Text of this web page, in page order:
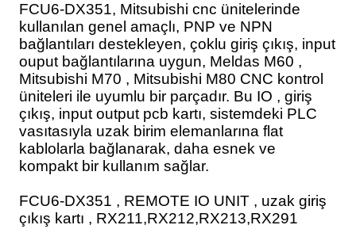
Yuvası
Kablo
Kablo
Membranı
PLG Encoder
FCU6-DX351, Mitsubishi cnc ünitelerinde
kullanılan genel amaçlı, PNP ve NPN
bağlantıları destekleyen, çoklu giriş çıkış, input
ouput bağlantılarına uygun, Meldas M60 ,
Mitsubishi M70 , Mitsubishi M80 CNC kontrol
üniteleri ile uyumlu bir parçadır. Bu IO , giriş
çıkış, input output pcb kartı, sistemdeki PLC
vasıtasıyla uzak birim elemanlarına flat
kablolarla bağlanarak, daha esnek ve
kompakt bir kullanım sağlar.
FCU6-DX351 , REMOTE IO UNIT , uzak giriş
çıkış kartı , RX211,RX212,RX213,RX291